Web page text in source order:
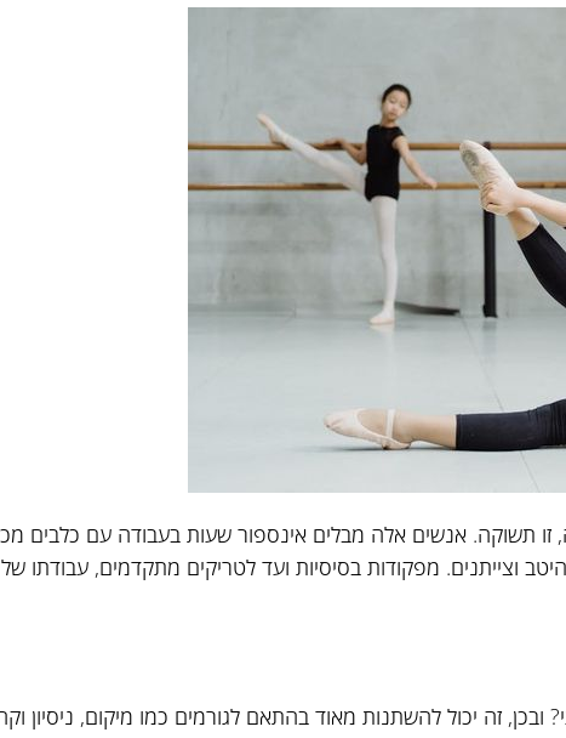
זו תשוקה. אנשים אלה מבלים אינספור שעות בעבודה עם כלבים
וצייתנים. מפקודות בסיסיות ועד לטריקים מתקדמים, עבודתו של
זה יכול להשתנות מאוד בהתאם לגורמים כמו מיקום, ניסיון